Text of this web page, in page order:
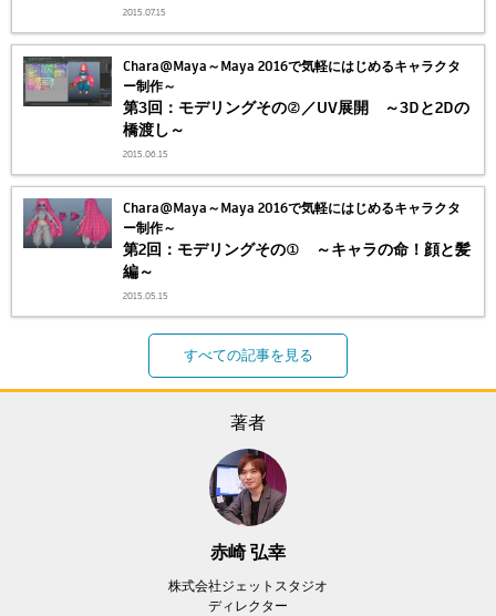
2015.07.15
Chara@Maya～Maya 2016で気軽にはじめるキャラクタ
ー制作～
第3回：モデリングその②／UV展開 ～3Dと2Dの
橋渡し～
2015.06.15
Chara@Maya～Maya 2016で気軽にはじめるキャラクタ
ー制作～
第2回：モデリングその① ～キャラの命！顔と髪
編～
2015.05.15
すべての記事を見る
著者
赤崎 弘幸
株式会社ジェットスタジオ
ディレクター